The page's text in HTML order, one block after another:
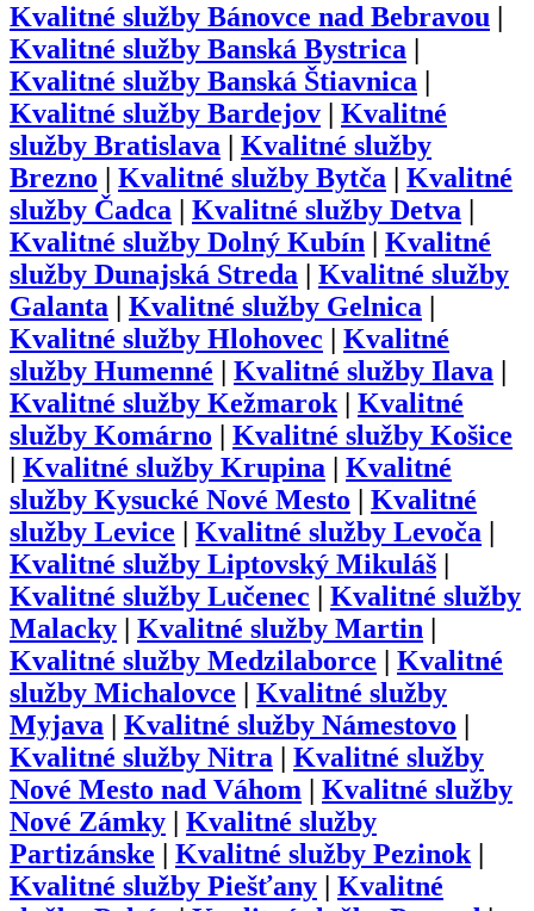
Kvalitné služby Bánovce nad Bebravou
Kvalitné služby Banská Bystrica
Kvalitné služby Banská Štiavnica
Kvalitné služby Bardejov
Kvalitné
služby Bratislava
Kvalitné služby
Brezno
Kvalitné služby Bytča
Kvalitné
služby Čadca Kvalitné služby Detva
Kvalitné služby Dolný Kubín
Kvalitné
služby Dunajská Streda
Kvalitné služby
Galanta
Kvalitné služby Gelnica
Kvalitné služby Hlohovec
Kvalitné
služby Humenné Kvalitné služby Ilava
Kvalitné služby Kežmarok| Kvalitné
služby Komárno Kvalitné služby Košice
Kvalitné služby Krupina
Kvalitné
služby Kysucké Nové Mesto
Kvalitné
služby Levice Kvalitné služby Levoča
Kvalitné služby Liptovský Mikuláš
Kvalitné služby Lučenec
Kvalitné služby
Malacky
Kvalitné služby Martin
Kvalitné služby Medzilaborce
Kvalitné
služby Michalovce
Kvalitné služby
Myjava
Kvalitné služby Námestovo
Kvalitné služby Nitra
Kvalitné služby
Nové Mesto nad Váhom
Kvalitné služby
Nové Zámky
Kvalitné služby
Partizánske
Kvalitné služby Pezinok|
Kvalitné služby Piešťany
Kvalitné